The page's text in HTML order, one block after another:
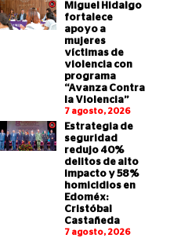
Miguel Hidalgo
fortalece
apoyo a
mujeres
víctimas de
violencia con
programa
“Avanza Contra
la Violencia”
7 agosto, 2026
Estrategia de
seguridad
redujo 40%
delitos de alto
impacto y 58%
homicidios en
Edoméx:
Cristóbal
Castañeda
7 agosto, 2026